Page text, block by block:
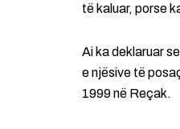
të kaluar, porse
Ai ka deklaruar
e njësive të
1999 në Reçak.